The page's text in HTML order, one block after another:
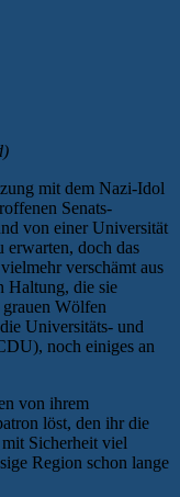
mit dem Nazi-Idol
Senats-
von einer Universität
erwarten, doch das
verschämt aus
Haltung, die sie
grauen Wölfen
Universitäts- und
noch einiges an
von ihrem
löst, den ihr die
Sicherheit viel
Region schon lange